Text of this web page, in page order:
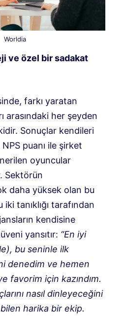
Worldia
ve özel bir sadakat
farkı yaratan
arasındaki her şeyden
Sonuçlar kendileri
puanı ile şirket
oyuncular
Sektörün
daha yüksek olan bu
tanıklığı tarafından
kendisine
yansıtır: “En iyi
bu seninle ilk
denedim ve hemen
favorim için kazındım.
nasıl dinleyeceğini
bilen harika bir ekip.